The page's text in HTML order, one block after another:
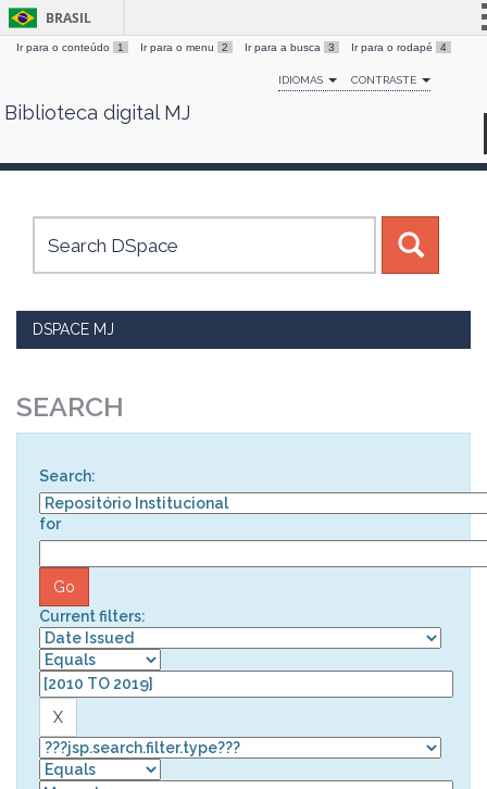
Skip
BRASIL
Simplifique!
Comunica BR
Canais
Ir para o conteúdo 1 Ir para o menu 2 Ir para a busca 3 Ir para o rodapé 4
IDIOMAS CONTRASTE
Biblioteca digital MJ
DSPACE MJ
SEARCH
Search:
for
Current filters: